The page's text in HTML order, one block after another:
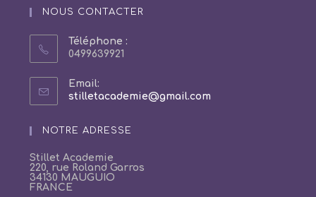
NOUS CONTACTER
Téléphone :
0499639921
Email:
stilletacademie@gmail.comS’ouvre
NOTRE ADRESSE
Stillet Academie
220, rue Roland Garros
34130 MAUGUIO
FRANCE